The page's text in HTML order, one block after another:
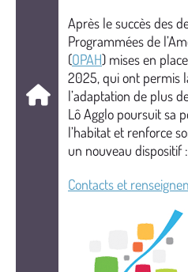
Après le succès des
Programmées de
(OPAH) mises en
2025, qui ont permis
l’adaptation de plus
Lô Agglo poursuit sa
l’habitat et renforce
un nouveau dispositif
Contacts et